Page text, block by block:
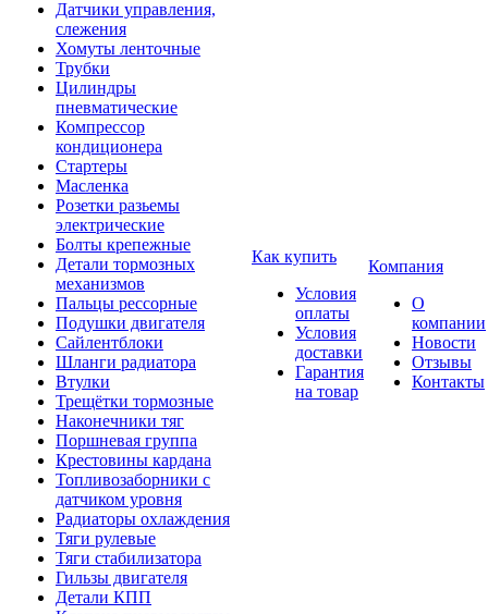
Датчики управления,
слежения
Хомуты ленточные
Трубки
Цилиндры
пневматические
Компрессор
кондиционера
Стартеры
Масленка
Розетки разьемы
электрические
Болты крепежные
Детали тормозных
механизмов
Пальцы рессорные
Подушки двигателя
Сайлентблоки
Шланги радиатора
Втулки
Трещётки тормозные
Наконечники тяг
Поршневая группа
Крестовины кардана
Топливозаборники с
датчиком уровня
Радиаторы охлаждения
Тяги рулевые
Тяги стабилизатора
Гильзы двигателя
Детали КПП
Как купить
Условия
оплаты
Условия
доставки
Гарантия
на товар
Компания
О
компании
Новости
Отзывы
Контакты